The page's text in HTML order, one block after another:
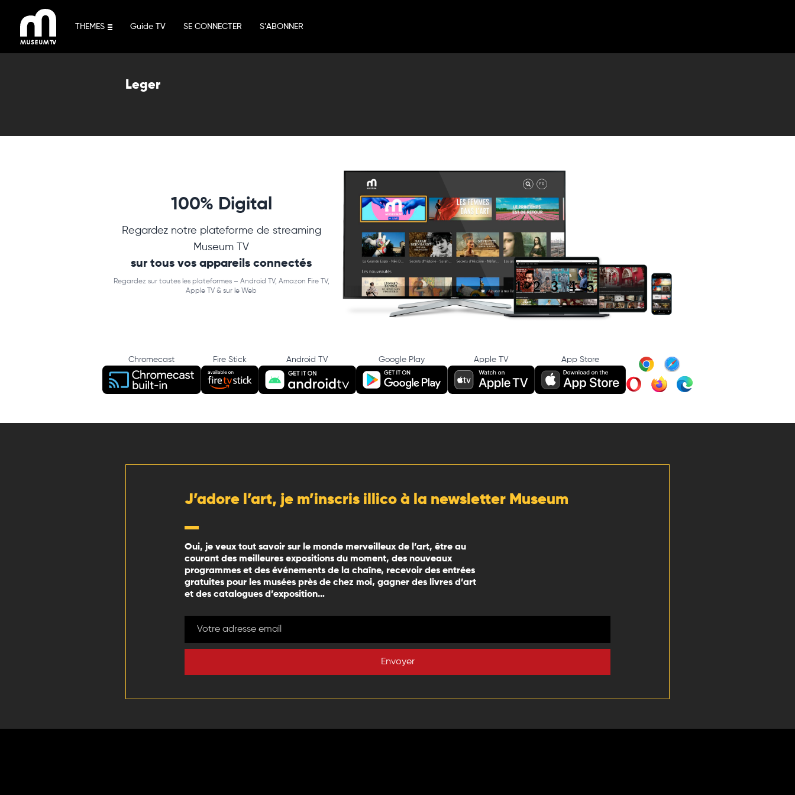
contenu
THEMES Guide TV SE CONNECTER S’ABONNER
Leger
100% Digital
Regardez notre plateforme de streaming
Museum TV
sur tous vos appareils connectés
Regardez sur toutes les plateformes – Android TV, Amazon Fire TV,
Apple TV & sur le Web
Chromecast Fire Stick Android TV Google Play Apple TV App Store
J’adore l’art, je m’inscris illico à la newsletter Museum
Oui, je veux tout savoir sur le monde merveilleux de l’art, être au
courant des meilleures expositions du moment, des nouveaux
programmes et des événements de la chaîne, recevoir des entrées
gratuites pour les musées près de chez moi, gagner des livres d’art
et des catalogues d’exposition…
Envoyer